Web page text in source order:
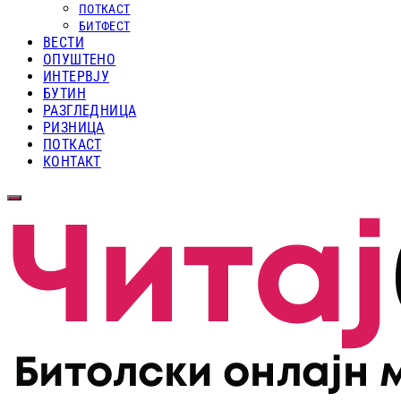
ПОТКАСТ
БИТФЕСТ
ВЕСТИ
ОПУШТЕНО
ИНТЕРВЈУ
БУТИН
РАЗГЛЕДНИЦА
РИЗНИЦА
ПОТКАСТ
КОНТАКТ